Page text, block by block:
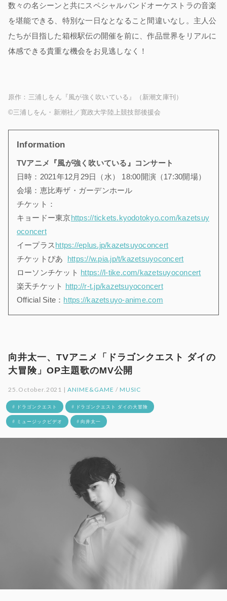
数々の名シーンと共にスペシャルバンドオーケストラの音楽
を堪能できる、特別な一日なとなること間違いなし。主人公
たちが目指した箱根駅伝の開催を前に、作品世界をリアルに
体感できる貴重な機会をお見逃しなく！
原作：三浦しをん『風が強く吹いている』（新潮文庫刊）
©三浦しをん・新潮社／寛政大学陸上競技部後援会
Information
TVアニメ『風が強く吹いている』コンサート
日時：2021年12月29日（水） 18:00開演（17:30開場）
会場：恵比寿ザ・ガーデンホール
チケット：
キョードー東京https://tickets.kyodotokyo.com/kazetsuy
oconcert
イープラスhttps://eplus.jp/kazetsuyoconcert
チケットぴあ https://w.pia.jp/t/kazetsuyoconcert
ローソンチケット https://l-tike.com/kazetsuyoconcert
楽天チケット http://r-t.jp/kazetsuyoconcert
Official Site： https://kazetsuyo-anime.com
向井太一、TVアニメ「ドラゴンクエスト ダイの
大冒険」OP主題歌のMV公開
25.October.2021 |ANIME&GAME / MUSIC
# ドラゴンクエスト # ドラゴンクエスト ダイの大冒険
# ミュージックビデオ # 向井太一